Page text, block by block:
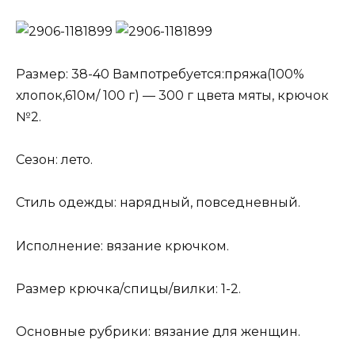
Размер: 38-40 Вампотребуется:пряжа(100%
хлопок,610м/ 100 г) — 300 г цвета мяты, крючок
№2.
Сезон: лето.
Стиль одежды: нарядный, повседневный.
Исполнение: вязание крючком.
Размер крючка/спицы/вилки: 1-2.
Основные рубрики: вязание для женщин.